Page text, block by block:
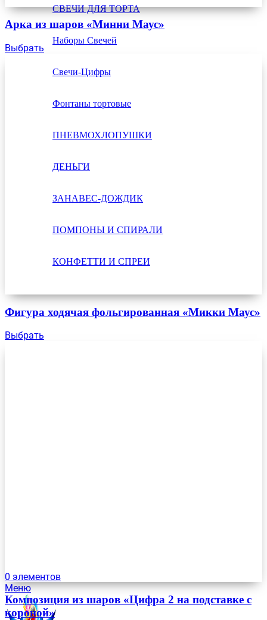
СВЕЧИ ДЛЯ ТОРТА
Наборы Свечей
Свечи-Цифры
Фонтаны тортовые
ПНЕВМОХЛОПУШКИ
ДЕНЬГИ
ЗАНАВЕС-ДОЖДИК
ПОМПОНЫ И СПИРАЛИ
КОНФЕТТИ И СПРЕИ
0 элементов
Меню
Арка из шаров «Минни Маус»
Выбрать
Фигура ходячая фольгированная «Микки Маус»
Выбрать
Композиция из шаров «Цифра 2 на подставке с
короной»